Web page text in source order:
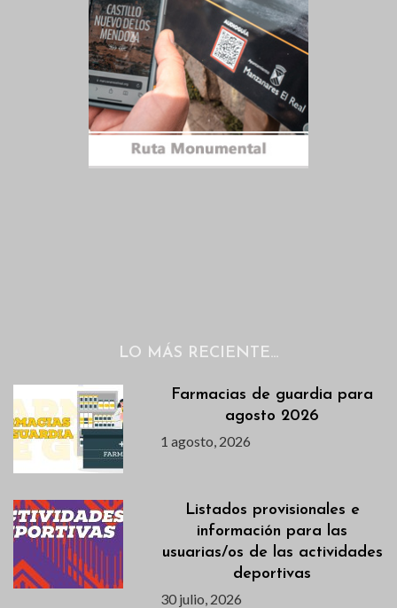
LO MÁS RECIENTE…
Farmacias de guardia para
agosto 2026
1 agosto, 2026
Listados provisionales e
información para las
usuarias/os de las actividades
deportivas
30 julio, 2026